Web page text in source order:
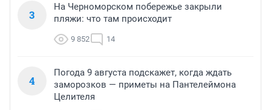
3
На Черноморском побережье закрыли
пляжи: что там происходит
9 852 14
4
Погода 9 августа подскажет, когда ждать
заморозков — приметы на Пантелеймона
Целителя